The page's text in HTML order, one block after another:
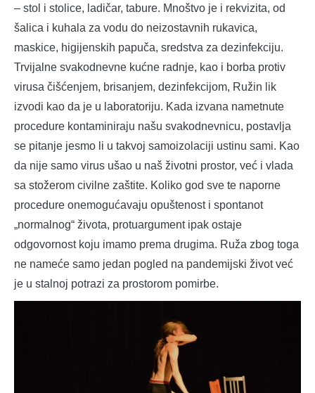
– stol i stolice, ladičar, tabure. Mnoštvo je i rekvizita, od
šalica i kuhala za vodu do neizostavnih rukavica,
maskice, higijenskih papuča, sredstva za dezinfekciju.
Trvijalne svakodnevne kućne radnje, kao i borba protiv
virusa čišćenjem, brisanjem, dezinfekcijom, Ružin lik
izvodi kao da je u laboratoriju. Kada izvana nametnute
procedure kontaminiraju našu svakodnevnicu, postavlja
se pitanje jesmo li u takvoj samoizolaciji ustinu sami. Kao
da nije samo virus ušao u naš životni prostor, već i vlada
sa stožerom civilne zaštite. Koliko god sve te naporne
procedure onemogućavaju opuštenost i spontanot
„normalnog“ života, protuargument ipak ostaje
odgovornost koju imamo prema drugima. Ruža zbog toga
ne nameće samo jedan pogled na pandemijski život već
je u stalnoj potrazi za prostorom pomirbe.